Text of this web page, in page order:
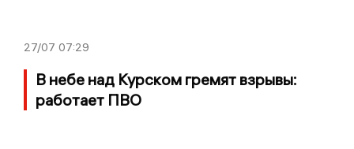
27/07 07:29
В небе над Курском гремят взрывы:
работает ПВО